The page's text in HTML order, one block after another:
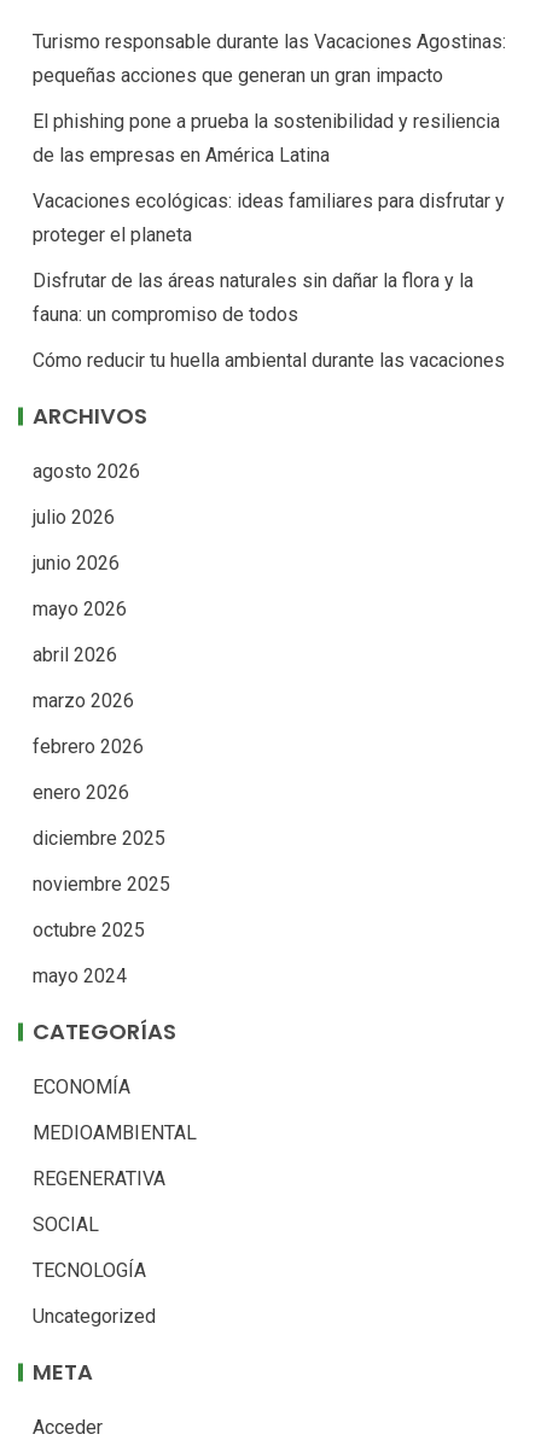
Turismo responsable durante las Vacaciones Agostinas:
pequeñas acciones que generan un gran impacto
El phishing pone a prueba la sostenibilidad y resiliencia
de las empresas en América Latina
Vacaciones ecológicas: ideas familiares para disfrutar y
proteger el planeta
Disfrutar de las áreas naturales sin dañar la flora y la
fauna: un compromiso de todos
Cómo reducir tu huella ambiental durante las vacaciones
ARCHIVOS
agosto 2026
julio 2026
junio 2026
mayo 2026
abril 2026
marzo 2026
febrero 2026
enero 2026
diciembre 2025
noviembre 2025
octubre 2025
mayo 2024
CATEGORÍAS
ECONOMÍA
MEDIOAMBIENTAL
REGENERATIVA
SOCIAL
TECNOLOGÍA
Uncategorized
META
Acceder